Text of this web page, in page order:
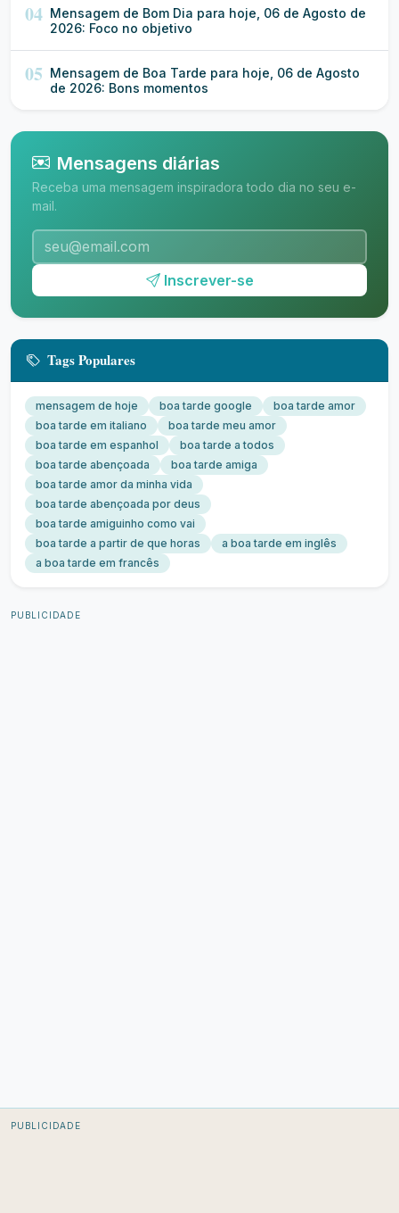
04 Mensagem de Bom Dia para hoje, 06 de Agosto de
2026: Foco no objetivo
05 Mensagem de Boa Tarde para hoje, 06 de Agosto
de 2026: Bons momentos
Mensagens diárias
Receba uma mensagem inspiradora todo dia no seu e-
mail.
Inscrever-se
Tags Populares
mensagem de hoje boa tarde google
boa tarde amor
boa tarde em italiano
boa tarde meu amor
boa tarde em espanhol
boa tarde a todos
boa tarde abençoada
boa tarde amiga
boa tarde amor da minha vida
boa tarde abençoada por deus
boa tarde amiguinho como vai
boa tarde a partir de que horas
a boa tarde em inglês
a boa tarde em francês
PUBLICIDADE
PUBLICIDADE